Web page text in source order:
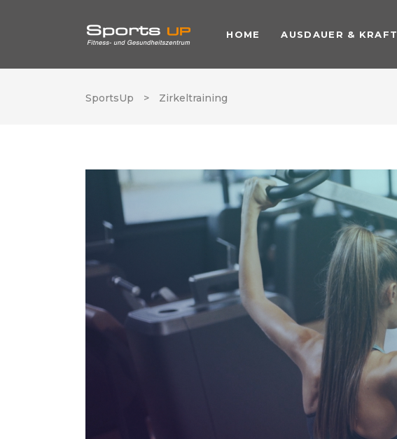
HOME AUSDAUER & KRAFT
SportsUp > Zirkeltraining